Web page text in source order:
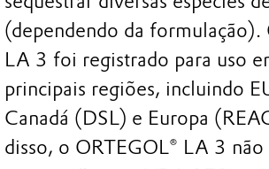
(dependendo da formulação).
LA 3 foi registrado para uso
principais regiões, incluindo
Canadá (DSL) e Europa
disso, o ORTEGOL® LA 3